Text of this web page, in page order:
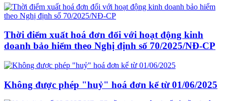
Thời điểm xuất hoá đơn đối với hoạt động kinh
doanh bảo hiểm theo Nghị định số 70/2025/NĐ-CP
Không được phép "huỷ" hoá đơn kể từ 01/06/2025